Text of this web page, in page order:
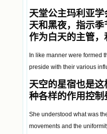
天堂公主玛利亚
天和黑夜，指示
作为白天的主管
In like manner were formed
preside with their various
天空的星宿也是
种各样的作用控制
She understood what was
movements and the